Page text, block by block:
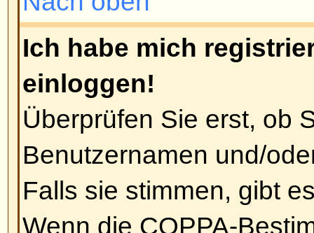
Account noch keinen Beitrag
üblich, dass Foren regelmäßig
Beiträge erstellt haben, um die
zu verringern. Versuche Sie
und tauchen Sie wieder in die
ein.
Nach oben
Benutzerangaben und